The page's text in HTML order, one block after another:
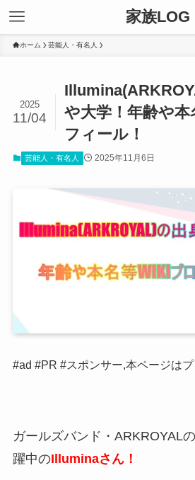
家族LOG
ホーム 芸能人・有名人
や大学！年齢や本
フィール！
2025
11/04
芸能人・有名人 2025年11月6日
#ad #PR #スポンサー,本ページは
ガールズバンド・ARKROYAL
躍中のIlluminaさん！